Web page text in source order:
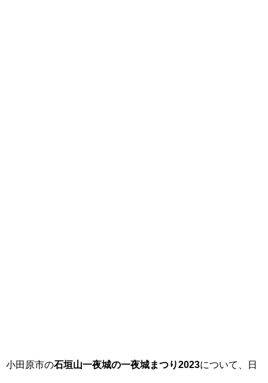
小田原市の石垣山一夜城の一夜城まつり2023について、日